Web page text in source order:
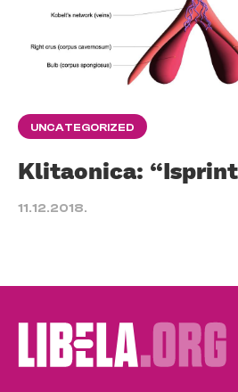
UNCATEGORIZED
Klitaonica:
11.12.2018.